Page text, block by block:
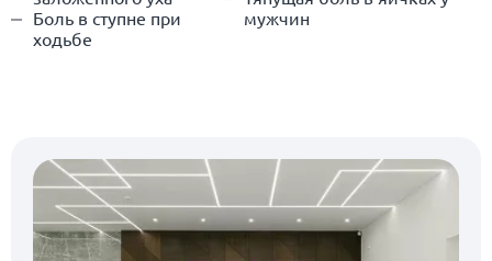
Боль в ступне при
ходьбе
мужчин